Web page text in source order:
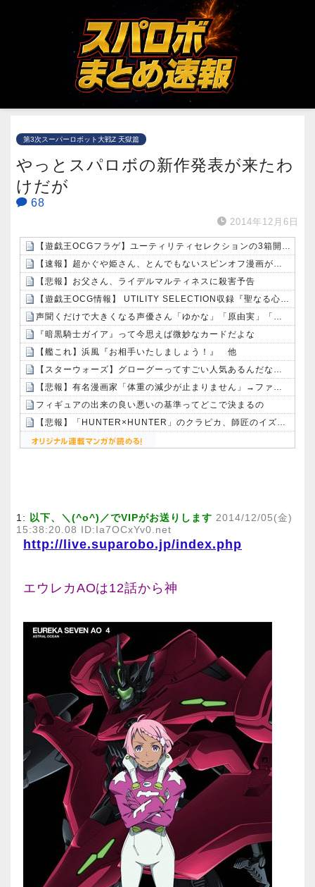
第3次スーパーロボット大戦Z 天獄篇
やっとスパロボの新作発表が来たわ
けだが
68
2014年12月6日
【遊戯王OCGフラゲ】ユーティリティセレクションの3箱開封結果画像
【速報】超かぐや姫さん、とんでもないスピンオフ漫画が連載決定ｗｗｗｗｗｗｗｗｗｗｗｗｗｗｗｗｗｗｗｗｗ
【悲報】お父さん、ライデルマルティネスに殺害予告
【遊戯王OCG情報】 UTILITY SELECTION収録『聖なる心のバリア －マインドフォース－』実物画像
声聞くだけで大きくなる声優さん「ゆかな」「原由実」「加隈亜衣」
『暗黒騎士ガイア』って今思えば微妙なカードだよな
【艦これ】浜風『お相手いたしましょう！』 他
【スターウォーズ】グローグーってすごい人気あるんだな…
【悲報】有名漫画家「体重の減少が止まりません」→ファンから心配の声：26/08/07のニュース
フィギュアの出来の良い悪いの基準ってどこで決まるの
【悲報】「HUNTER×HUNTER」のクラピカ、師匠のイズナビに対する態度が本当に酷い！！
1: 以下、＼(^o^)／でVIPがお送りします 2014/12/05(金)
15:38:20.08 ID:Ia7OCxYv0.net
http://live.suparobo.jp/index.php
エウレカAOは12話から神